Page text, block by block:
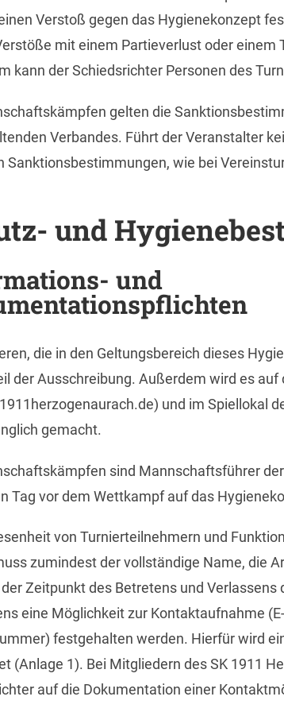
Verstoß gegen das Hygienekonzept
mit einem Partieverlust oder einem
kann der Schiedsrichter Personen des
gelten die
Verbandes. Führt der Veranstalter
Sanktionsbestimmungen, wie bei
und
und
die in den Geltungsbereich dieses
der Ausschreibung. Außerdem wird es auf
und im Spiellokal
gemacht.
sind Mannschaftsführer
Tag vor dem Wettkampf auf das
von Turnierteilnehmern und
zumindest der vollständige Name, die
Zeitpunkt des Betretens und Verlassens
eine Möglichkeit zur Kontaktaufnahme
festgehalten werden. Hierfür wird
(Anlage 1). Bei Mitgliedern des SK 1911
auf die Dokumentation einer